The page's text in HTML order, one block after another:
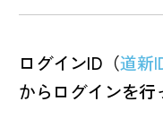
ログインID（道新
からログインを行